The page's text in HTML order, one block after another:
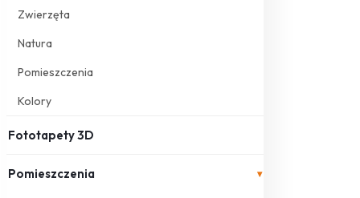
Zwierzęta
Natura
Pomieszczenia
Kolory
Fototapety 3D
Pomieszczenia ▾